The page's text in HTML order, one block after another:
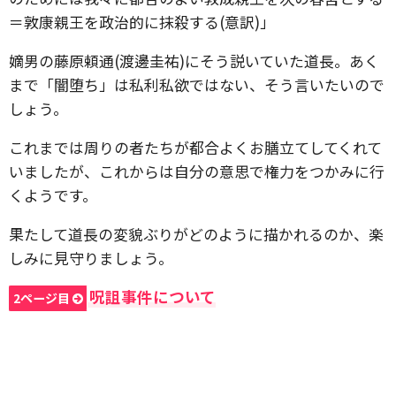
＝敦康親王を政治的に抹殺する(意訳)」
嫡男の藤原頼通(渡邊圭祐)にそう説いていた道長。あく
まで「闇堕ち」は私利私欲ではない、そう言いたいので
しょう。
これまでは周りの者たちが都合よくお膳立てしてくれて
いましたが、これからは自分の意思で権力をつかみに行
くようです。
果たして道長の変貌ぶりがどのように描かれるのか、楽
しみに見守りましょう。
2ページ目 呪詛事件について